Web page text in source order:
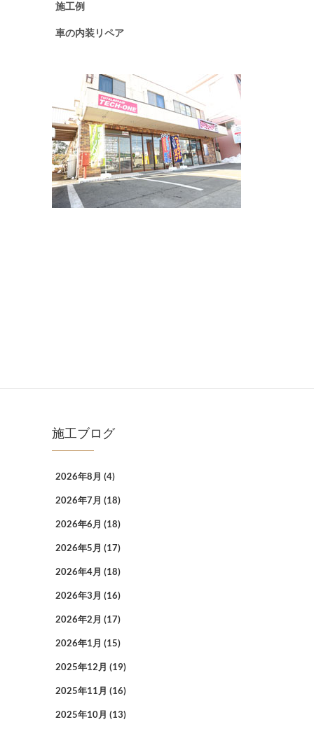
施工例
車の内装リペア
施工ブログ
2026年8月 (4)
2026年7月 (18)
2026年6月 (18)
2026年5月 (17)
2026年4月 (18)
2026年3月 (16)
2026年2月 (17)
2026年1月 (15)
2025年12月 (19)
2025年11月 (16)
2025年10月 (13)